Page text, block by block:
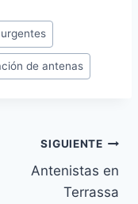
de antenas
SIGUIENTE
Antenistas en
Terrassa